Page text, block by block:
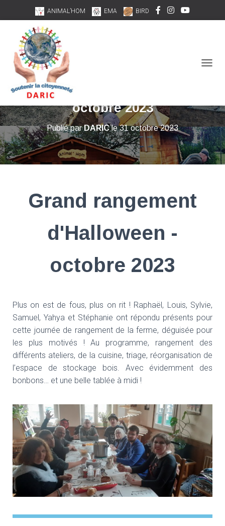
ANIMAL’HOM EMA BIRD
Grand rangement d’Halloween –
octobre 2023
Publié parDARICle31 octobre 2023
Grand rangement
d'Halloween -
octobre 2023
Plus on est de fous, plus on rit ! Raphaël, Louis, Sylvie,
Samuel, Yahya et Stéphanie ont répondu présents pour
cette journée de rangement de la ferme, déguisée pour
les plus motivés ! Au programme, rangement des
différents ateliers, de la cuisine, triage, réorganisation de
l’espace de stockage bois. Avec évidemment des
bonbons… et une belle tablée à midi !